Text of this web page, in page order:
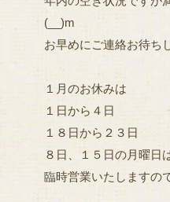
(__)m
お早めにご連絡お待ち
１月のお休みは
１日から４日
１８日から２３日
８日、１５日の月曜日
臨時営業いたしますの